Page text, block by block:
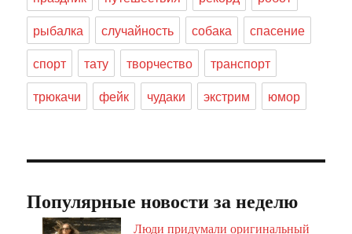
рыбалка
случайность собака
спасение
спорт
тату творчество
транспорт
трюкачи
фейк чудаки экстрим юмор
Популярные новости за неделю
Люди придумали оригинальный